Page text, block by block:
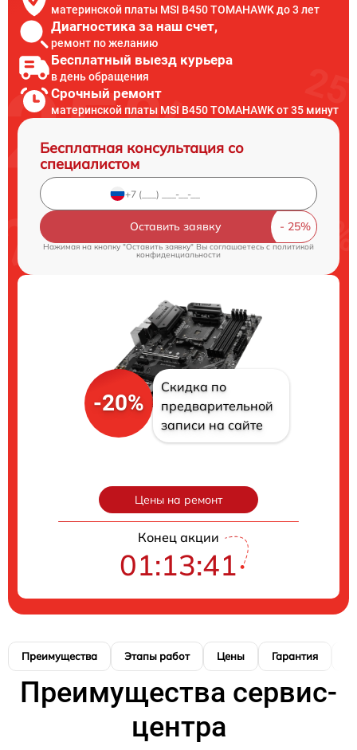
материнской платы MSI B450 TOMAHAWK до 3 лет
Диагностика за наш счет,
ремонт по желанию
Бесплатный выезд курьера
в день обращения
Срочный ремонт
материнской платы MSI B450 TOMAHAWK от 35 минут
Бесплатная консультация со
специалистом
Оставить заявку
Нажимая на кнопку "Оставить заявку" Вы соглашаетесь cполитикой
конфиденциальности
-20%
Скидка по
предварительной
записи на сайте
Цены на ремонт
Конец акции
01:13:40
Преимущества Этапы работ Цены Гарантия
Преимущества сервис-
центра